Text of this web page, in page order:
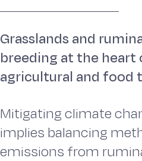
Grasslands and
breeding at the heart
agricultural and food
Mitigating climate
implies balancing
emissions from